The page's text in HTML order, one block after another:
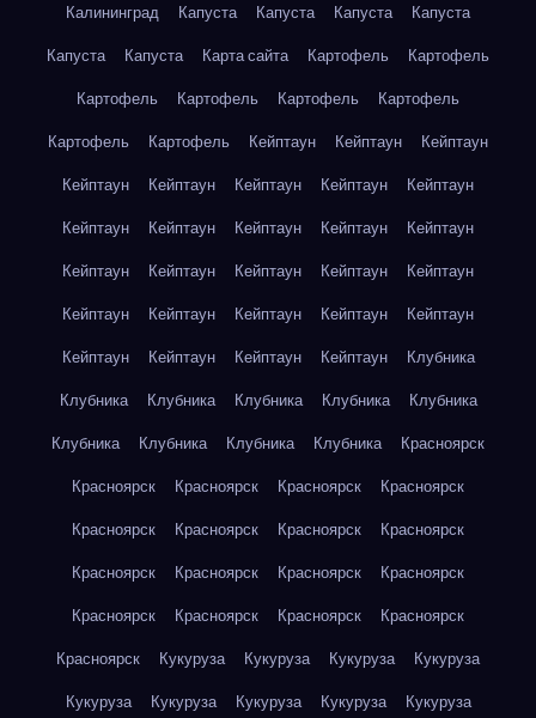
Калининград
Капуста Капуста Капуста
Капуста
Капуста
Капуста Карта сайта Картофель
Картофель
Картофель
Картофель Картофель
Картофель
Картофель
Картофель Кейптаун Кейптаун
Кейптаун
Кейптаун
Кейптаун Кейптаун Кейптаун
Кейптаун
Кейптаун
Кейптаун Кейптаун Кейптаун
Кейптаун
Кейптаун
Кейптаун Кейптаун Кейптаун
Кейптаун
Кейптаун
Кейптаун Кейптаун Кейптаун
Кейптаун
Кейптаун
Кейптаун Кейптаун Кейптаун
Клубника
Клубника
Клубника Клубника Клубника
Клубника
Клубника
Клубника Клубника Клубника
Красноярск
Красноярск
Красноярск Красноярск
Красноярск
Красноярск
Красноярск Красноярск
Красноярск
Красноярск
Красноярск Красноярск
Красноярск
Красноярск
Красноярск Красноярск
Красноярск
Красноярск
Кукуруза Кукуруза Кукуруза
Кукуруза
Кукуруза
Кукуруза Кукуруза Кукуруза
Кукуруза